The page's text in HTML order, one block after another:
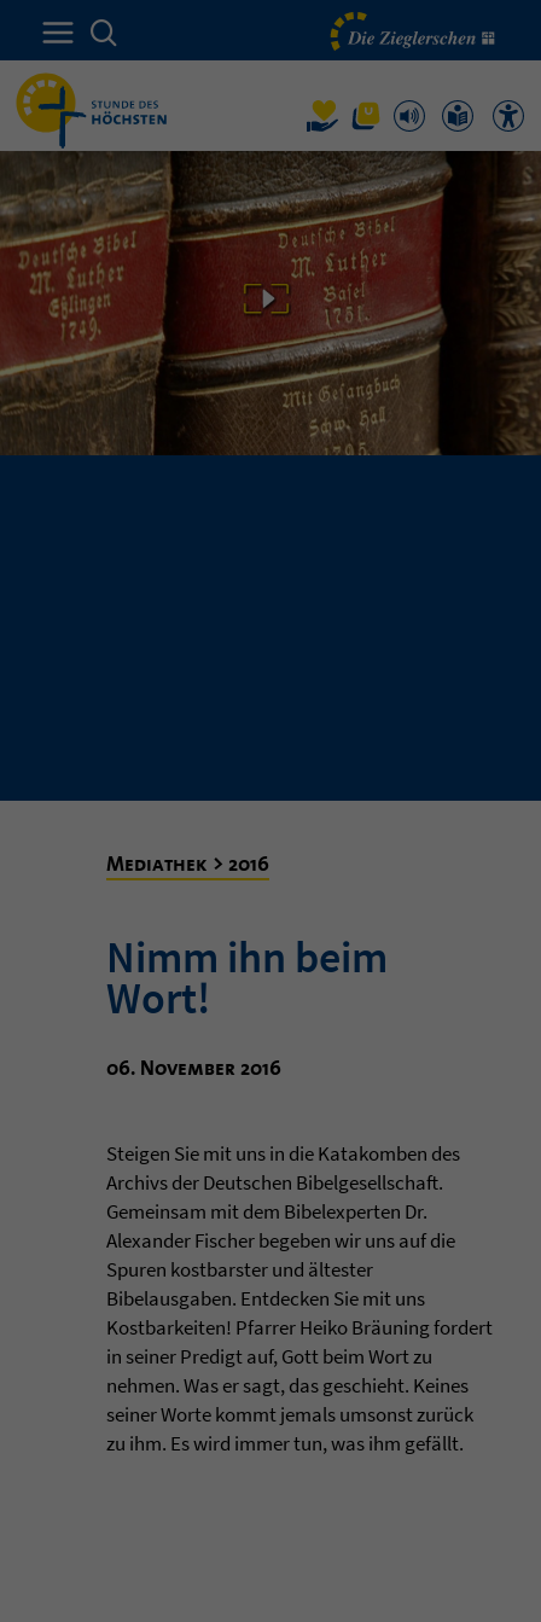
Mediathek > 2016
Nimm ihn beim
Wort!
06. November 2016
Steigen Sie mit uns in die Katakomben des
Archivs der Deutschen Bibelgesellschaft.
Gemeinsam mit dem Bibelexperten Dr.
Alexander Fischer begeben wir uns auf die
Spuren kostbarster und ältester
Bibelausgaben. Entdecken Sie mit uns
Kostbarkeiten! Pfarrer Heiko Bräuning fordert
in seiner Predigt auf, Gott beim Wort zu
nehmen. Was er sagt, das geschieht. Keines
seiner Worte kommt jemals umsonst zurück
zu ihm. Es wird immer tun, was ihm gefällt.